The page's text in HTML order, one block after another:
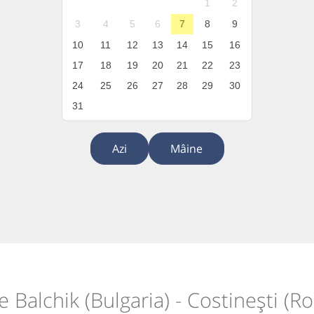
1
2
3
4 5 6 7 8
9
10
11 12 13 14 15
16
17
18 19 20 21 22
23
24
25 26 27 28 29
30
31
Azi Mâine
Balchik (Bulgaria) - Costinești